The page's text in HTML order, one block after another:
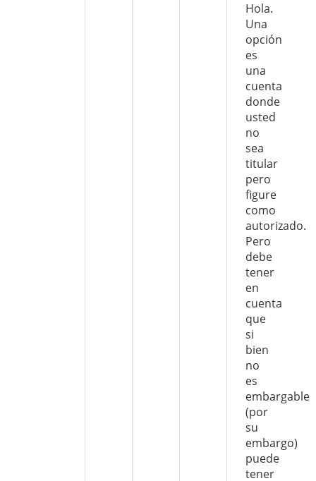
Hola.
Una
opción
es
una
cuenta
donde
usted
no
sea
titular
pero
figure
como
autorizado.
Pero
debe
tener
en
cuenta
que
si
bien
no
es
embargable
(por
su
embargo)
puede
tener